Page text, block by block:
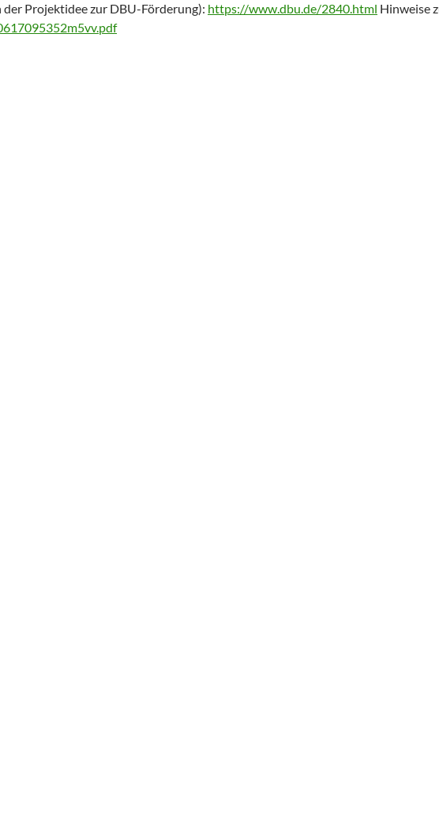
Projektidee zur DBU-Förderung): https://www.dbu.de/2840.html Hinweise